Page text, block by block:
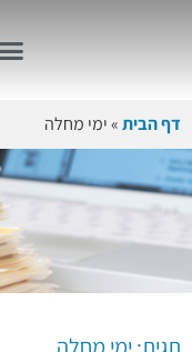
דף הבית»ימי מחלה